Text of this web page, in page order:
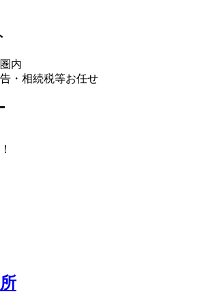
内
・相続税等お任せ